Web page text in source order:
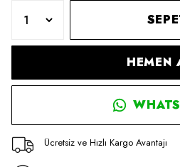
HEMEN
Ücretsiz ve Hızlı Kargo Avantajı